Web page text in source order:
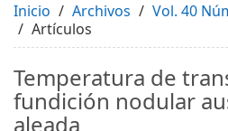
Inicio Archivos
Vol. 40
Artículos
Temperatura de
fundición nodular
aleada